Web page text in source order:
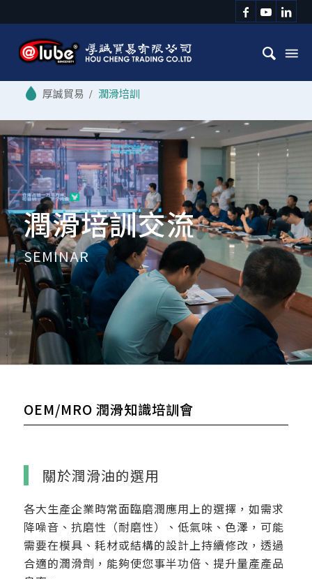
/ 潤滑培訓
潤滑培訓交流
SEMINAR
OEM/MRO 潤滑知識培訓會
關於潤滑油的選用
各大生產企業時常面臨磨潤應用上的選擇，如需求
降噪音、抗磨性（耐磨性）、低氣味、色澤，可能
需要在模具、耗材或結構的設計上持續修改，透過
合適的潤滑劑，能夠使您事半功倍、提升量產產品